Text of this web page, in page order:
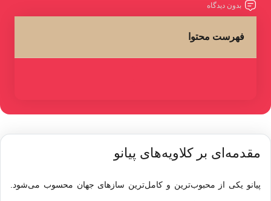
بدون دیدگاه
فهرست محتوا
مقدمه‌ای بر کلاویه‌های پیانو
پیانو یکی از محبوب‌ترین و کامل‌ترین سازهای جهان محسوب می‌شود.